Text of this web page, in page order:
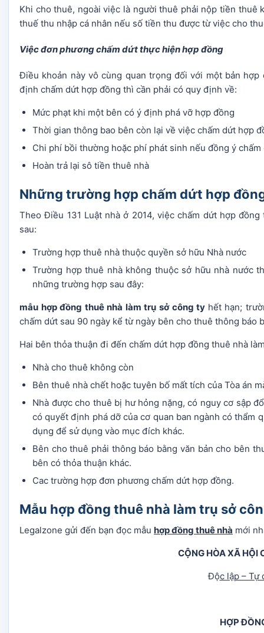
Khi cho thuê, ngoài việc là người thuê phải nộp tiền
thuế thu nhập cá nhân nếu số tiền thu được từ việc cho
Việc đơn phương chấm dứt thực hiện hợp đồng
Điều khoản này vô cùng quan trọng đối với một bản
định chấm dứt hợp đồng thì cần phải có quy định về:
Mức phạt khi một bên có ý định phá vỡ hợp đồng
Thời gian thông bao bên còn lại về việc chấm dứt hợp
Chi phí bồi thường hoặc phí phát sinh nếu đồng ý
Hoàn trả lại sô tiền thuê nhà
Những trường hợp chấm dứt hợp
Theo Điều 131 Luật nhà ở 2014, việc chấm dứt hợp
sau:
Trường hợp thuê nhà thuộc quyền sở hữu Nhà nước
Trường hợp thuê nhà không thuộc sở hữu nhà nước
những trường hợp sau đây:
mẫu hợp đồng thuê nhà làm trụ sở công ty hết hạn;
chấm dứt sau 90 ngày kể từ ngày bên cho thuê thông báo
Hai bên thỏa thuận đi đến chấm dứt hợp đồng thuê nhà
Nhà cho thuê không còn
Bên thuê nhà chết hoặc tuyên bố mất tích của Tòa án
Nhà được cho thuê bị hư hỏng nặng, có nguy cơ sập
có quyết định phá dỡ của cơ quan ban ngành có thẩm
dụng để sử dụng vào mục đích khác.
Bên cho thuê phải thông báo bằng văn bản cho bên
bên có thỏa thuận khác.
Cac trường hợp đơn phương chấm dứt hợp đồng.
Mẫu hợp đồng thuê nhà làm trụ sở
Legalzone gửi đến bạn đọc mẫu hợp đồng thuê nhà mới
CỘNG HÒA XÃ HỘI
Độc lập – Tự
HỢP